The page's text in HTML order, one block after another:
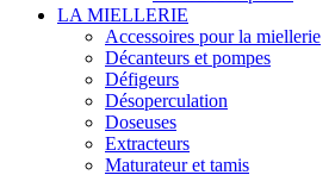
LA MIELLERIE
Accessoires pour la miellerie
Décanteurs et pompes
Défigeurs
Désoperculation
Doseuses
Extracteurs
Maturateur et tamis